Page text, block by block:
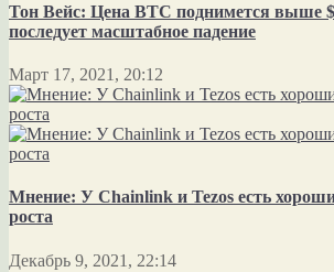
Тон Вейс: Цена BTC поднимется выше
последует масштабное падение
Март 17, 2021, 20:12
Мнение: У Chainlink и Tezos есть
роста
Декабрь 9, 2021, 22:14